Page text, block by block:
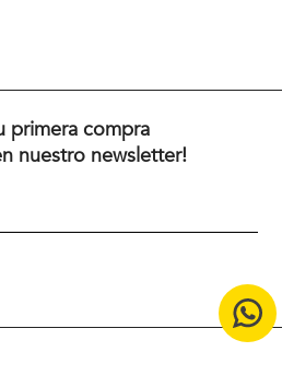
primera compra
nuestro newsletter!